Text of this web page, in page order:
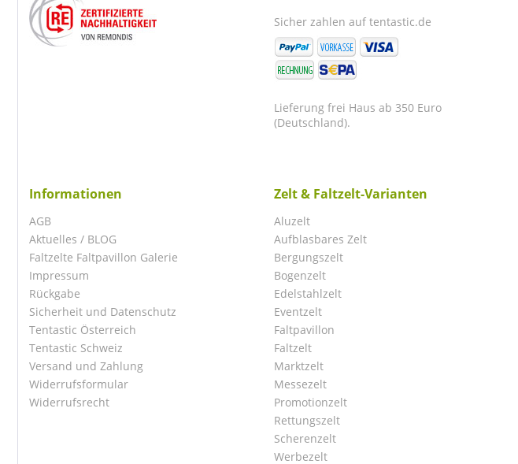
Sicher zahlen auf tentastic.de
Lieferung frei Haus ab 350 Euro
(Deutschland).
Informationen
AGB
Aktuelles / BLOG
Faltzelte Faltpavillon Galerie
Impressum
Rückgabe
Sicherheit und Datenschutz
Tentastic Österreich
Tentastic Schweiz
Versand und Zahlung
Widerrufsformular
Widerrufsrecht
Zelt & Faltzelt-Varianten
Aluzelt
Aufblasbares Zelt
Bergungszelt
Bogenzelt
Edelstahlzelt
Eventzelt
Faltpavillon
Faltzelt
Marktzelt
Messezelt
Promotionzelt
Rettungszelt
Scherenzelt
Werbezelt